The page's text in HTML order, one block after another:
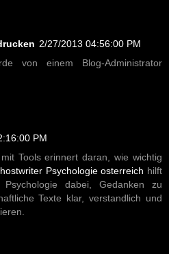
2/27/2013 04:56:00 PM
von einem Blog-Administrator
PM
Tools erinnert daran, wie wichtig
Psychologie osterreich hilft
dabei, Gedanken zu
Texte klar, verstandlich und